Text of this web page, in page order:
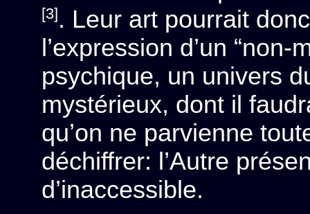
[3]. Leur art pourrait
l’expression d’un
psychique, un univers
mystérieux, dont il
qu’on ne parvienne
déchiffrer: l’Autre
d’inaccessible.